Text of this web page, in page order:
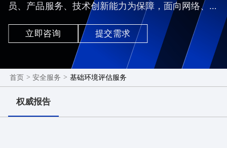
员、产品服务、技术创新能力为保障，面向网络、主
机、应用、数据库、中间件、安全管理方面开展评估
设计、技术安全评估、管理安全评估、措施与建议分
析等一系列工作。
立即咨询 提交需求
首页 > 安全服务 > 基础环境评估服务
权威报告